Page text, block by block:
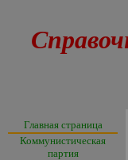
Главная страница
Коммунистическая
партия